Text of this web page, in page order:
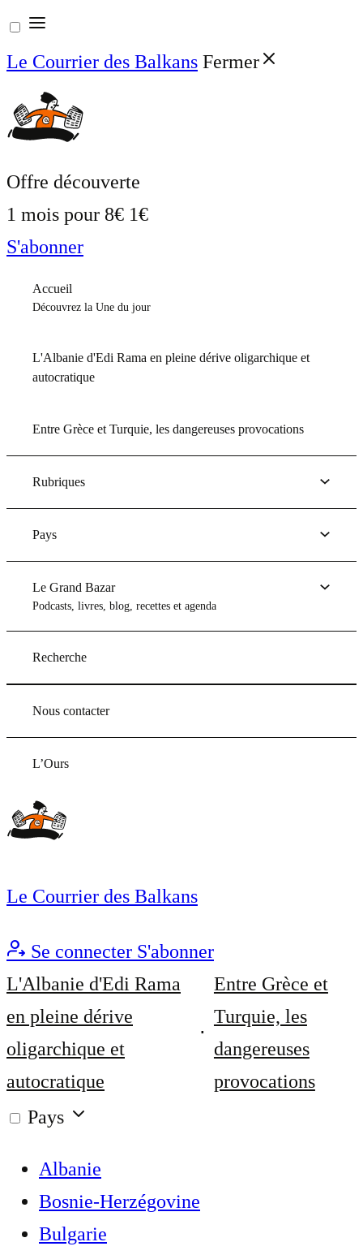
Aller
au
contenu
Le Courrier des Balkans Fermer
Offre découverte
1 mois pour 8€ 1€
S'abonner
Accueil
Découvrez la Une du jour
L'Albanie d'Edi Rama en pleine dérive oligarchique et
autocratique
Entre Grèce et Turquie, les dangereuses provocations
Rubriques
Pays
Le Grand Bazar
Podcasts, livres, blog, recettes et agenda
Recherche
Nous contacter
L’Ours
Le Courrier des Balkans
Se connecter S'abonner
L'Albanie d'Edi Rama
en pleine dérive
oligarchique et
autocratique
Entre Grèce et
Turquie, les
dangereuses
provocations
Pays
Albanie
Bosnie-Herzégovine
Bulgarie